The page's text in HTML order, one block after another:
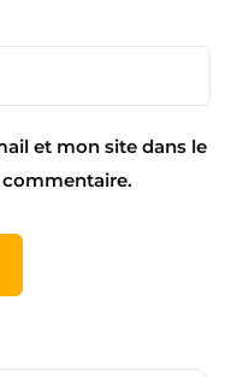
et mon site dans le